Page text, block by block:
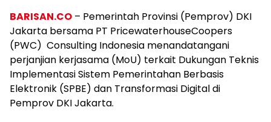
BARISAN.CO – Pemerintah Provinsi (Pemprov) DKI
Jakarta bersama PT PricewaterhouseCoopers
(PWC) Consulting Indonesia menandatangani
perjanjian kerjasama (MoU) terkait Dukungan Teknis
Implementasi Sistem Pemerintahan Berbasis
Elektronik (SPBE) dan Transformasi Digital di
Pemprov DKI Jakarta.